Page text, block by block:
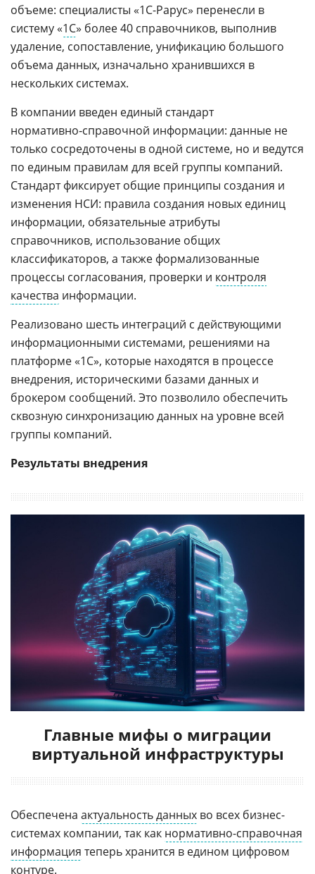
объеме: специалисты «1С-Рарус» перенесли в
систему «1С» более 40 справочников, выполнив
удаление, сопоставление, унификацию большого
объема данных, изначально хранившихся в
нескольких системах.
В компании введен единый стандарт
нормативно‑справочной информации: данные не
только сосредоточены в одной системе, но и ведутся
по единым правилам для всей группы компаний.
Стандарт фиксирует общие принципы создания и
изменения НСИ: правила создания новых единиц
информации, обязательные атрибуты
справочников, использование общих
классификаторов, а также формализованные
процессы согласования, проверки и контроля
качества информации.
Реализовано шесть интеграций с действующими
информационными системами, решениями на
платформе «1С», которые находятся в процессе
внедрения, историческими базами данных и
брокером сообщений. Это позволило обеспечить
сквозную синхронизацию данных на уровне всей
группы компаний.
Результаты внедрения
Главные мифы о миграции
виртуальной инфраструктуры
Обеспечена актуальность данных во всех бизнес-
системах компании, так как нормативно-справочная
информация теперь хранится в едином цифровом
контуре.